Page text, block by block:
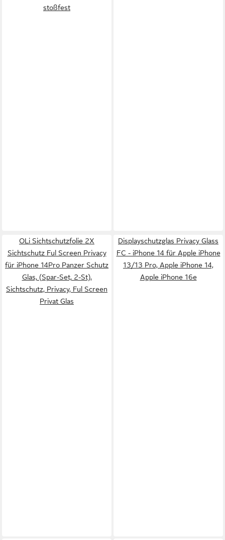
stoßfest
OLi Sichtschutzfolie 2X
Sichtschutz Ful Screen Privacy
für iPhone 14Pro Panzer Schutz
Glas, (Spar-Set, 2-St),
Sichtschutz, Privacy, Ful Screen
Privat Glas
Displayschutzglas Privacy Glass
FC - iPhone 14 für Apple iPhone
13/13 Pro, Apple iPhone 14,
Apple iPhone 16e